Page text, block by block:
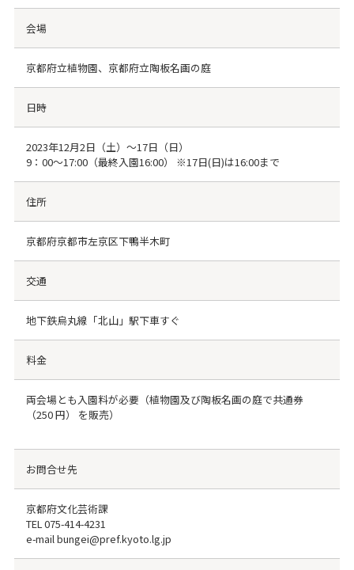
会場
京都府立植物園、京都府立陶板名画の庭
日時
2023年12月2日（土）～17日（日）
9：00～17:00（最終入園16:00） ※17日(日)は16:00まで
住所
京都府京都市左京区下鴨半木町
交通
地下鉄烏丸線「北山」駅下車すぐ
料金
両会場とも入園料が必要（植物園及び陶板名画の庭で共通券
（250 円） を販売）
お問合せ先
京都府文化芸術課
TEL075-414-4231
e-mail bungei@pref.kyoto.lg.jp